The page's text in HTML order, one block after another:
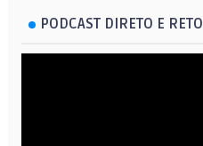
PODCAST DIRETO E RETO